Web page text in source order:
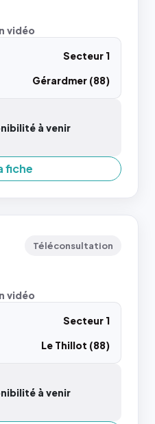
vidéo
Secteur 1
Gérardmer (88)
à venir
fiche
Téléconsultation
vidéo
Secteur 1
Le Thillot (88)
à venir